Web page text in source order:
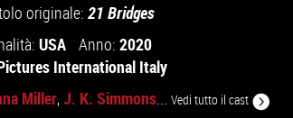
originale: 21 Bridges
USA Anno: 2020
International Italy
Miller,J. K. Simmons... Vedi tutto il cast